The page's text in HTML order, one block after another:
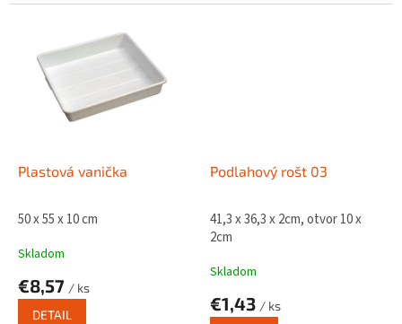
Plastová vanička
50 x 55 x 10 cm
Skladom
€8,57 / ks
DETAIL
Podlahový rošt 03
41,3 x 36,3 x 2cm, otvor 10 x
2cm
Skladom
€1,43 / ks